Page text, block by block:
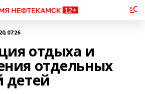
07:26
отдыха и
отдельных
детей